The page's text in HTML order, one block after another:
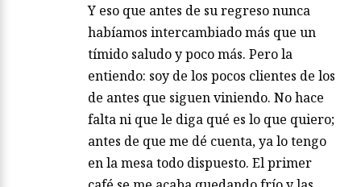
Y eso que antes de su regreso nunca
habíamos intercambiado más que un
tímido saludo y poco más. Pero la
entiendo: soy de los pocos clientes de los
de antes que siguen viniendo. No hace
falta ni que le diga qué es lo que quiero;
antes de que me dé cuenta, ya lo tengo
en la mesa todo dispuesto. El primer